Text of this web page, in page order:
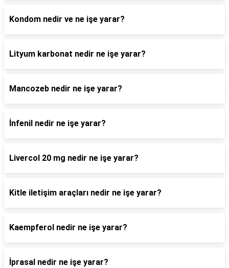
Kondom nedir ve ne işe yarar?
Lityum karbonat nedir ne işe yarar?
Mancozeb nedir ne işe yarar?
İnfenil nedir ne işe yarar?
Livercol 20 mg nedir ne işe yarar?
Kitle iletişim araçları nedir ne işe yarar?
Kaempferol nedir ne işe yarar?
İprasal nedir ne işe yarar?